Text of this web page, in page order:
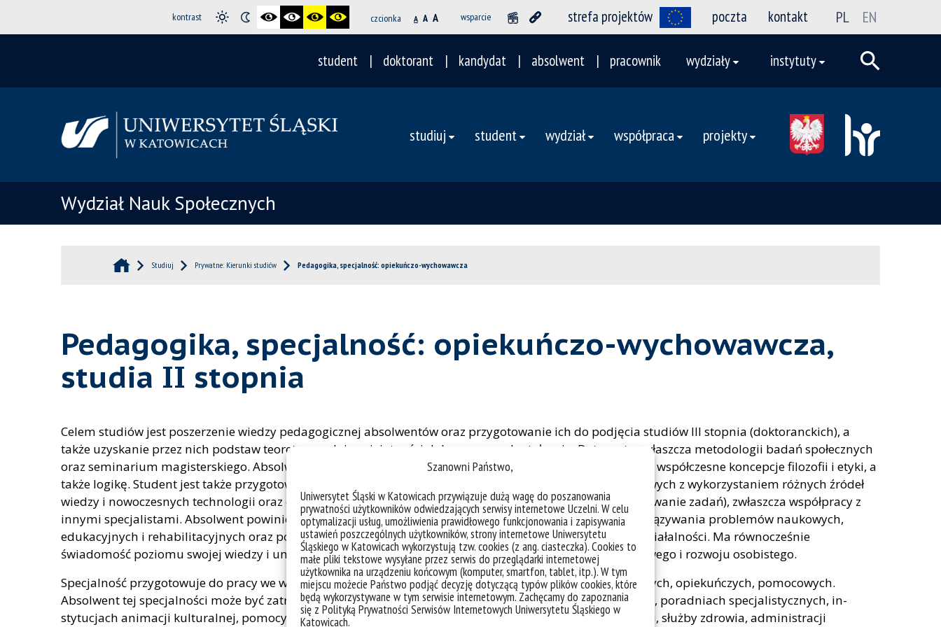
Szanowni Państwo,
Uniwersytet Śląski w Katowicach przywiązuje dużą wagę do poszanowania
prywatności użytkowników odwiedzających serwisy internetowe Uczelni. W celu
optymalizacji usług, umożliwienia prawidłowego funkcjonowania i zapisywania
ustawień poszczególnych użytkowników, strony internetowe Uniwersytetu
Śląskiego w Katowicach wykorzystują tzw. cookies (z ang. ciasteczka). Cookies to
małe pliki tekstowe wysyłane przez serwis do przeglądarki internetowej
użytkownika na urządzeniu końcowym (komputer, smartfon, tablet, itp.). W tym
miejscu możecie Państwo podjąć decyzję dotyczącą typów plików cookies, które
będą wykorzystywane w tym serwisie internetowym. Zachęcamy do zapoznania
się z Polityką Prywatności Serwisów Internetowych Uniwersytetu Śląskiego w
Katowicach.
kontrast czcionka A A A wsparcie strefa projektów poczta kontakt PL EN
student doktorant kandydat absolwent pracownik wydziały instytuty
studiuj student wydział współpraca projekty
Wydział Nauk Społecznych
Studiuj Prywatne: Kierunki studiów Pedagogika, specjalność: opiekuńczo-wychowawcza
Pedagogika, specjalność: opiekuńczo-wychowawcza,
studia II stopnia
Celem studiów jest posze­rzenie wiedzy pedagogicznej absol­wentów oraz przygotowanie ich do podjęcia studiów III stopnia (dokto­ranckich), a
także uzyskanie przez nich podstaw teoretycznych i umiejętności dalszego samokształcenia. Dotyczy to zwłaszcza metodologii badań społecznych
oraz seminarium magisterskie­go. Absolwent poznaje także współczesne problemy socjologii i psychologii, współczesne kon­cepcje filozofii i etyki, a
także logikę. Student jest także przygotowywany do budowania i poszerzania swych kompetencji zawodowych z wykorzystaniem różnych źródeł
wiedzy i nowoczesnych technologii oraz do pracy w zespole (pełnienie różnych ról, podejmowanie i delegowanie zadań), zwłaszcza współpracy z
innymi specjalistami. Absolwent powinien także wykazywać zdolność dostrzegania i samodzielnego rozwiązywania problemów naukowych,
edukacyjnych i rehabilitacyjnych oraz posiadać umiejętność przygotowania publikacji z zakresu swojej działalności. Ma równocześnie
świadomość poziomu swojej wiedzy i umiejętności. Rozumie potrzebę ciągłego dokształcania się zawodowego i rozwoju osobistego.
Specjalność przygotowuje do pracy we wszystkich pla­cówkach, które wymagają kompetencji wychowawczych, opiekuńczych, po­mocowych.
Absolwent tej specjalności może być zatrudniony w różnego typu jednostkach oświatowo-wychowawczych, poradniach specjalistycznych, in­
stytucjach animacji kulturalnej, pomocy społecznej, profilaktyki, edukacji doro­słych i opieki nad dorosłymi, służby zdrowia, administracji